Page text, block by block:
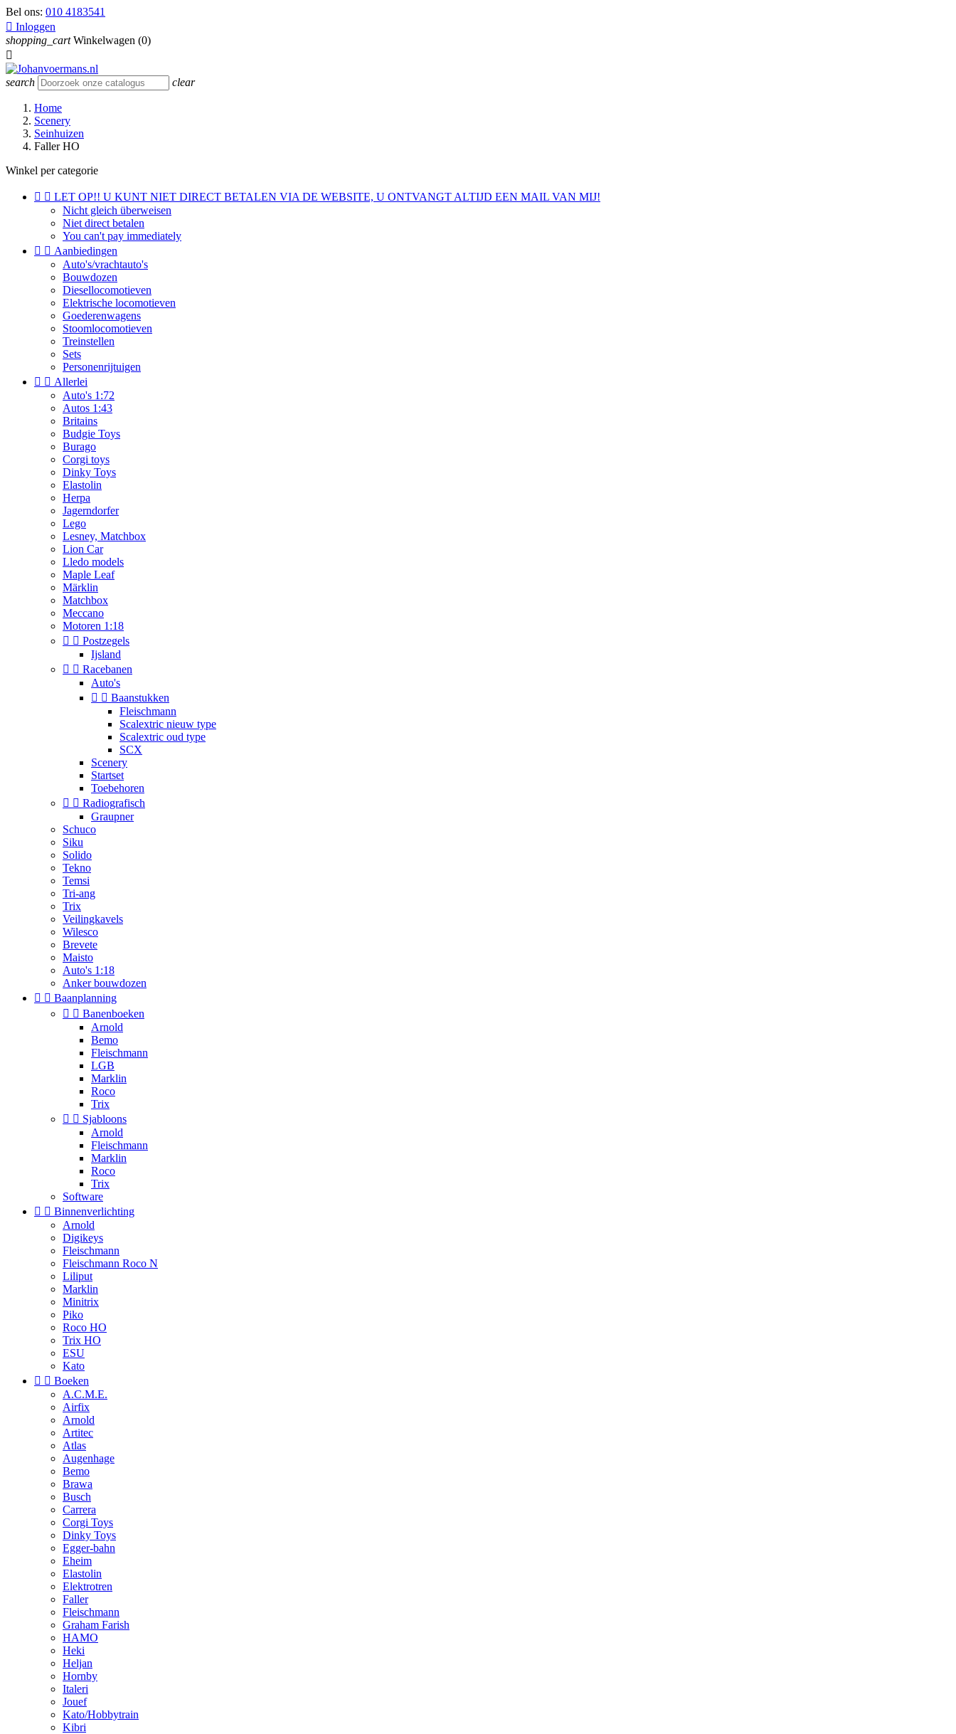
Bel ons: 010 4183541
 Inloggen
shopping_cart Winkelwagen (0)

search clear
Home
Scenery
Seinhuizen
Faller HO
Winkel per categorie
  LET OP!! U KUNT NIET DIRECT BETALEN VIA DE WEBSITE, U ONTVANGT ALTIJD EEN MAIL VAN MIJ!
Nicht gleich überweisen
Niet direct betalen
You can't pay immediately
  Aanbiedingen
Auto's/vrachtauto's
Bouwdozen
Diesellocomotieven
Elektrische locomotieven
Goederenwagens
Stoomlocomotieven
Treinstellen
Sets
Personenrijtuigen
  Allerlei
Auto's 1:72
Autos 1:43
Britains
Budgie Toys
Burago
Corgi toys
Dinky Toys
Elastolin
Herpa
Jagerndorfer
Lego
Lesney, Matchbox
Lion Car
Lledo models
Maple Leaf
Märklin
Matchbox
Meccano
Motoren 1:18
  Postzegels
Ijsland
  Racebanen
Auto's
  Baanstukken
Fleischmann
Scalextric nieuw type
Scalextric oud type
SCX
Scenery
Startset
Toebehoren
  Radiografisch
Graupner
Schuco
Siku
Solido
Tekno
Temsi
Tri-ang
Trix
Veilingkavels
Wilesco
Brevete
Maisto
Auto's 1:18
Anker bouwdozen
  Baanplanning
  Banenboeken
Arnold
Bemo
Fleischmann
LGB
Marklin
Roco
Trix
  Sjabloons
Arnold
Fleischmann
Marklin
Roco
Trix
Software
  Binnenverlichting
Arnold
Digikeys
Fleischmann
Fleischmann Roco N
Liliput
Marklin
Minitrix
Piko
Roco HO
Trix HO
ESU
Kato
  Boeken
A.C.M.E.
Airfix
Arnold
Artitec
Atlas
Augenhage
Bemo
Brawa
Busch
Carrera
Corgi Toys
Dinky Toys
Egger-bahn
Eheim
Elastolin
Elektrotren
Faller
Fleischmann
Graham Farish
HAMO
Heki
Heljan
Hornby
Italeri
Jouef
Kato/Hobbytrain
Kibri